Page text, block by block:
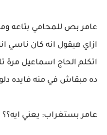
عامر بص للمحامي بتاعه
ازاي هيقول انه كان ناسي
اتكلم الحاج اسماعيل مرة
ده مبقاش في منه فايده
عامر بستغراب: يعني ايه؟؟